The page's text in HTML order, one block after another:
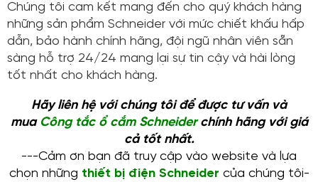
Chúng tôi cam kết mang đến cho quý khách hàng
những sản phẩm Schneider với mức chiết khấu hấp
dẫn, bảo hành chính hãng, đội ngũ nhân viên sẵn
sàng hỗ trợ 24/24 mang lại sự tin cậy và hài lòng
tốt nhất cho khách hàng.
Hãy liên hệ với chúng tôi để được tư vấn và
mua Công tắc ổ cắm Schneiderchính hãng với giá
cả tốt nhất.
---Cảm ơn bạn đã truy cập vào website và lựa
chọn những thiết bị điện Schneider của chúng tôi-